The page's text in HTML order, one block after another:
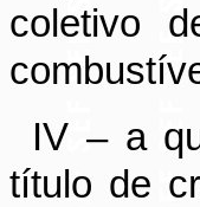
coletivo
IV – a
título de